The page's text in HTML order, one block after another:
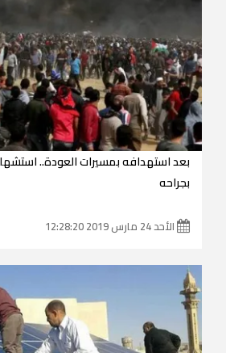
بعد استهدافه بمسيرات العودة..
بجراحه
الأحد 24 مارس 2019 12:28:20